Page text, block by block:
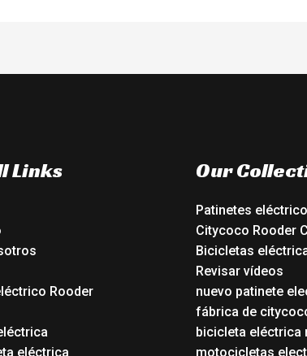
Links
Rooder
eléctrica
Our
Patinetes
Citycoco Rooder
Bicicletas
Revisar vídeos
nuevo patinete
fábrica de
bicicleta eléctrica
motocicletas